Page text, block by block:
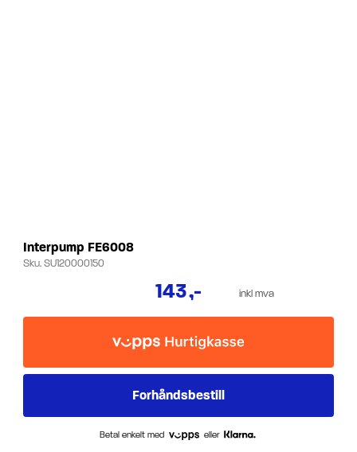
Interpump FE6008
Sku.SU120000150
143,- inkl mva
Betal enkelt med eller